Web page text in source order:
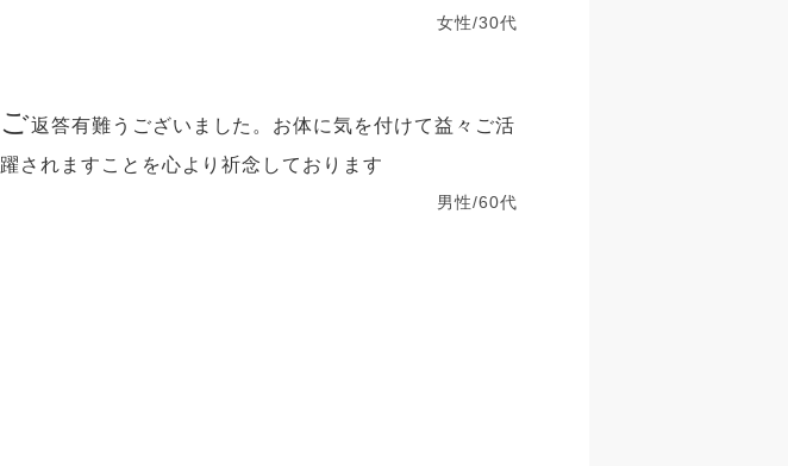
女性/30代
ご返答有難うございました。お体に気を付けて益々ご活
躍されますことを心より祈念しております
男性/60代